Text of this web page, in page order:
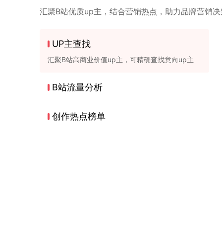
汇聚B站优质up主，结合营销热点，助力品牌营销
UP主查找
汇聚B站高商业价值up主，可精确查找意向up主
B站流量分析
创作热点榜单